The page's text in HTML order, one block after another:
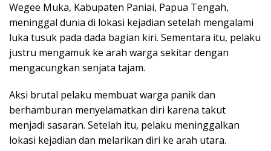
Wegee Muka, Kabupaten Paniai, Papua Tengah,
meninggal dunia di lokasi kejadian setelah mengalami
luka tusuk pada dada bagian kiri. Sementara itu, pelaku
justru mengamuk ke arah warga sekitar dengan
mengacungkan senjata tajam.
Aksi brutal pelaku membuat warga panik dan
berhamburan menyelamatkan diri karena takut
menjadi sasaran. Setelah itu, pelaku meninggalkan
lokasi kejadian dan melarikan diri ke arah utara.